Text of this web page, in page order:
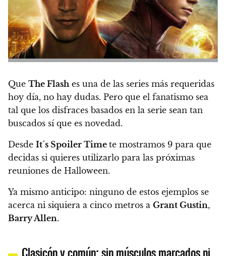
Que The Flashes una de las series más requeridas
hoy día, no hay dudas. Pero que el fanatismo sea
tal que los disfraces basados en la serie sean tan
buscados sí que es novedad.
Desde It´s Spoiler Time te mostramos 9 para que
decidas si quieres utilizarlo para las próximas
reuniones de Halloween.
Ya mismo anticipo: ninguno de estos ejemplos se
acerca ni siquiera a cinco metros a Grant Gustin,
Barry Allen.
Clasicón y común: sin músculos marcados ni